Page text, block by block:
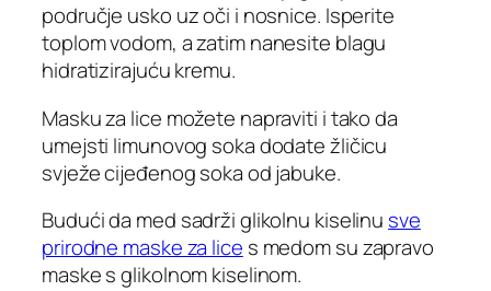
područje usko uz oči i nosnice. Isperite
toplom vodom, a zatim nanesite blagu
hidratizirajuću kremu.
Masku za lice možete napraviti i tako da
umejsti limunovog soka dodate žličicu
svježe cijeđenog soka od jabuke.
Budući da med sadrži glikolnu kiselinu sve
prirodne maske za lice s medom su zapravo
maske s glikolnom kiselinom.